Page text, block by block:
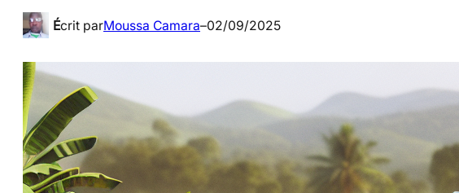
Écrit parMoussa Camara–02/09/2025